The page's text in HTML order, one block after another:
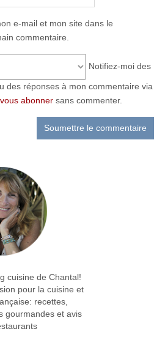
e-mail et mon site dans le
commentaire.
Notifiez-moi des
des réponses à mon commentaire via
vous abonnersans commenter.
cuisine de Chantal!
pour la cuisine et
recettes,
gourmandes et avis